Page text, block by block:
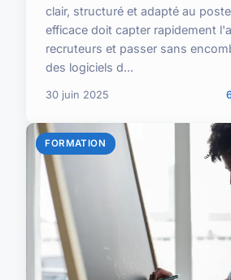
clair, structuré et adapté au
efficace doit capter rapidement
recruteurs et passer sans
des logiciels d...
30 juin 2025
FORMATION